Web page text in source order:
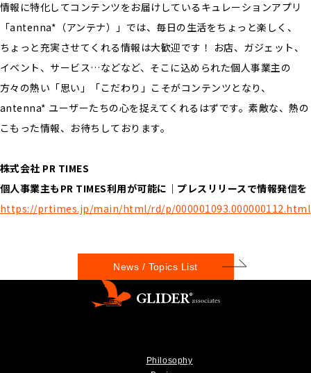
情報に特化してコンテンツをお届けしているキュレーションアプリ
「antenna*（アンテナ）」では、毎日の生活をちょっと楽しく、
ちょっと充実させてくれる情報は大歓迎です！ お店、ガジェット、
イベント、サービス…などなど、そこに込められた個人事業主の
方々の熱い「思い」「こだわり」こそがコンテンツとなり、
antenna* ユーザーたちの心を捉えてくれるはずです。素敵な、熱の
こもった情報、お待ちしております。
株式会社 PR TIMES
個人事業主もPR TIMES利用が可能に｜プレスリリースで情報発信を
https://prtimes.jp/main/html/rd/p/000001093.000000112.html
News / Topics List
Philosophy